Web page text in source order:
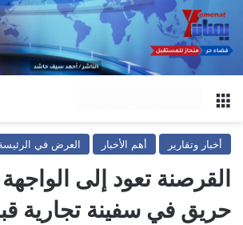
أخبار وتقارير أهم الأخبار العرض في
القرصنة تعود إلى
حريق في سفينة تجارية